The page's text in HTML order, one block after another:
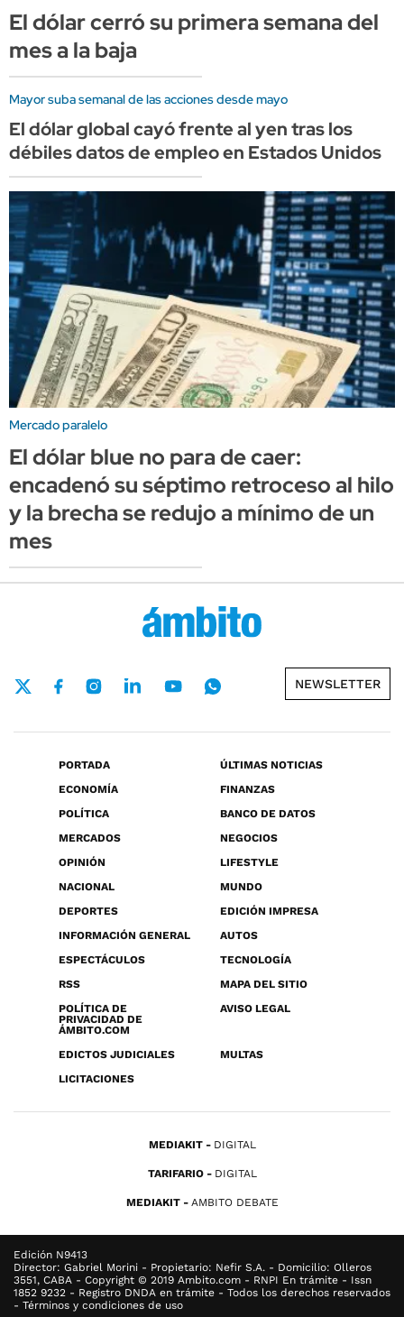
El dólar cerró su primera semana del
mes a la baja
Mayor suba semanal de las acciones desde mayo
El dólar global cayó frente al yen tras los
débiles datos de empleo en Estados Unidos
Mercado paralelo
El dólar blue no para de caer:
encadenó su séptimo retroceso al hilo
y la brecha se redujo a mínimo de un
mes
NEWSLETTER
PORTADA
ÚLTIMAS NOTICIAS
ECONOMÍA
FINANZAS
POLÍTICA
BANCO DE DATOS
MERCADOS
NEGOCIOS
OPINIÓN
LIFESTYLE
NACIONAL
MUNDO
DEPORTES
EDICIÓN IMPRESA
INFORMACIÓN GENERAL
AUTOS
ESPECTÁCULOS
TECNOLOGÍA
RSS
MAPA DEL SITIO
POLÍTICA DE
PRIVACIDAD DE
ÁMBITO.COM
AVISO LEGAL
EDICTOS JUDICIALES
MULTAS
LICITACIONES
MEDIAKIT DIGITAL
TARIFARIO DIGITAL
MEDIAKIT AMBITO DEBATE
Edición N9413
Director: Gabriel Morini - Propietario: Nefir S.A. - Domicilio: Olleros
3551, CABA - Copyright © 2019 Ambito.com - RNPI En trámite - Issn
1852 9232 - Registro DNDA en trámite - Todos los derechos reservados
- Términos y condiciones de uso